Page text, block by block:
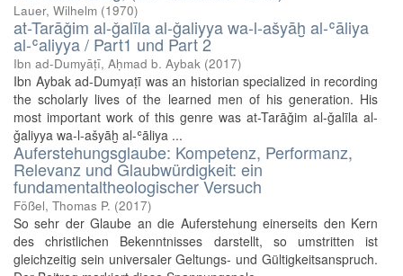
Lauer, Wilhelm (1970)
at-Tarāǧim al-ǧalīla al-ǧaliyya wa-l-ašyāḫ al-ʿāliya
al-ʿaliyya / Part1 und Part 2
Ibn ad-Dumyāṭī, Aḥmad b. Aybak (2017)
Ibn Aybak ad-Dumyaṭī was an historian specialized in recording
the scholarly lives of the learned men of his generation. His
most important work of this genre was at-Tarāǧim al-ǧalīla al-
ǧaliyya wa-l-ašyāḫ al-ʿāliya ...
Auferstehungsglaube: Kompetenz, Performanz,
Relevanz und Glaubwürdigkeit: ein
fundamentaltheologischer Versuch
Fößel, Thomas P. (2017)
So sehr der Glaube an die Auferstehung einerseits den Kern
des christlichen Bekenntnisses darstellt, so umstritten ist
gleichzeitig sein universaler Geltungs- und Gültigkeitsanspruch.